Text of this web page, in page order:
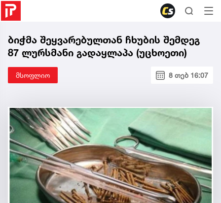
ბიჭმა შეყვარებულთან ჩხუბის შემდეგ
87 ლურსმანი გადაყლაპა (უცხოეთი)
მსოფლიო 8 თებ 16:07